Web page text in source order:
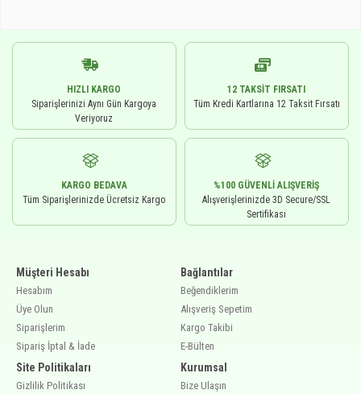
HIZLI KARGO
Siparişlerinizi Aynı Gün Kargoya
Veriyoruz
12 TAKSIT FIRSATI
Tüm Kredi Kartlarına 12 Taksit Fırsatı
KARGO BEDAVA
Tüm Siparişlerinizde Ücretsiz Kargo
%100 GÜVENLI ALIŞVERIŞ
Alışverişlerinizde 3D Secure/SSL
Sertifikası
Müşteri Hesabı
Hesabım
Üye Olun
Siparişlerim
Sipariş İptal & İade
Site Politikaları
Gizlilik Politikası
Bağlantılar
Beğendiklerim
Alışveriş Sepetim
Kargo Takibi
E-Bülten
Kurumsal
Bize Ulaşın